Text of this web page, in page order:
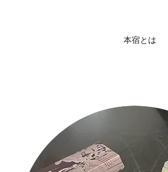
本宿とは